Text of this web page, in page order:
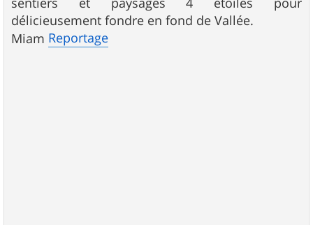
délicieusement fondre en fond de Vallée.
Miam Reportage